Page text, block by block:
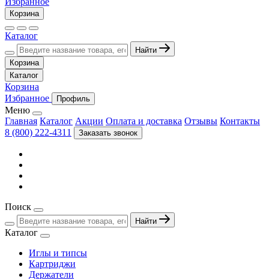
Корзина
Каталог
Найти
Корзина
Каталог
Корзина
Избранное
Профиль
Меню
Главная Каталог Акции Оплата и доставка Отзывы Контакты
8 (800) 222-4311
Заказать звонок
Поиск
Найти
Каталог
Иглы и типсы
Картриджи
Держатели